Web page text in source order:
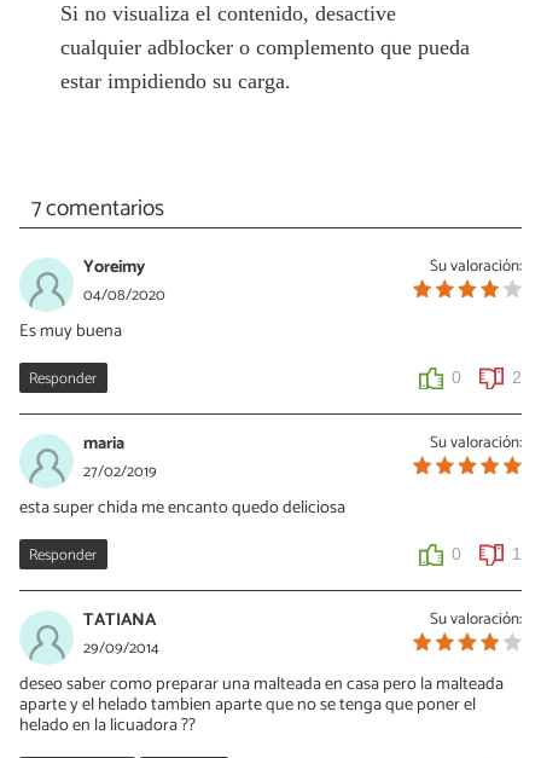
Si no visualiza el contenido, desactive
cualquier adblocker o complemento que pueda
estar impidiendo su carga.
7 comentarios
Su valoración:
Yoreimy
04/08/2020
Es muy buena
Responder 0 2
Su valoración:
maria
27/02/2019
esta super chida me encanto quedo deliciosa
Responder 0 1
Su valoración:
TATIANA
29/09/2014
deseo saber como preparar una malteada en casa pero la malteada
aparte y el helado tambien aparte que no se tenga que poner el
helado en la licuadora ??